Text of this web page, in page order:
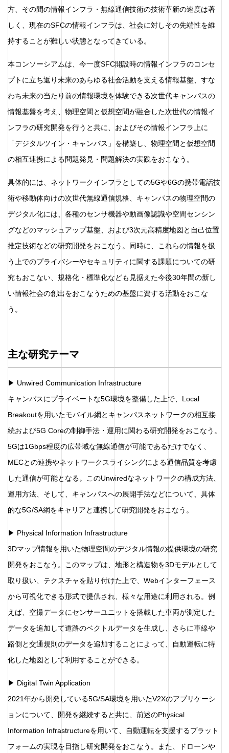
方、その間の情報インフラ・無線通信技術の技術革新の速度は著
しく、現在のSFCの情報インフラは、社会に対しその先端性を維
持することが難しい状態となってきている。
本コンソーシアムは、今一度SFC開設時の情報インフラのコンセ
プトに立ち返り未来のあらゆる社会活動を支える情報基盤、すな
わち未来の当たり前の情報環境を体験できる次世代キャンパスの
情報基盤を考え、物理空間と仮想空間が融合した次世代の情報イ
ンフラの研究開発を行うと共に、およびその情報インフラ上に
「デジタルツイン・キャンパス」を構築し、物理空間と仮想空間
の相互連携による問題発見・問題解決の実践をおこなう。
具体的には、ネットワークインフラとしての5Gや6Gの携帯電話技
術や移動体向けの次世代無線通信規格、キャンパスの物理空間の
デジタル化には、各種のセンサ機器や動画像認識や空間センシン
グなどのマッシュアップ基盤、および3次元高精度地図と自己位置
推定技術などの研究開発をおこなう。同時に、これらの情報を扱
う上でのプライバシーやセキュリティに関する課題についての研
究もおこない、規格化・標準化なども見据えた今後30年間の新し
い情報社会の創出をおこなうための基盤に資する活動をおこな
う。
主な研究テーマ
▶ Unwired Communication Infrastructure
キャンパスにプライベートな5G環境を整備した上で、Local
Breakoutを用いたモバイル網とキャンパスネットワークの相互接
続および5G Coreの制御手法・運用に関わる研究開発をおこなう。
5Gは1Gbps程度の広帯域な無線通信が可能であるだけでなく、
MECとの連携やネットワークスライシングによる通信品質を考慮
した通信が可能となる。このUnwiredなネットワークの構成方法、
運用方法、そして、キャンパスへの展開手法などについて、具体
的な5G/SA網をキャリアと連携して研究開発をおこなう。
▶ Physical Information Infrastructure
3Dマップ情報を用いた物理空間のデジタル情報の提供環境の研究
開発をおこなう。このマップは、地形と構造物を3Dモデルとして
取り扱い、テクスチャを貼り付けた上で、Webインターフェース
から可視化できる形式で提供され、様々な用途に利用される。例
えば、空撮データにセンサーユニットを搭載した車両が測定した
データを追加して道路のベクトルデータを生成し、さらに車線や
路側と交通規則のデータを追加することによって、自動運転に特
化した地図として利用することができる。
▶ Digital Twin Application
2021年から開発している5G/SA環境を用いたV2Xのアプリケーシ
ョンについて、開発を継続すると共に、前述のPhysical
Information Infrastructureを用いて、自動運転を支援するプラット
フォームの実現を目指し研究開発をおこなう。また、ドローンや